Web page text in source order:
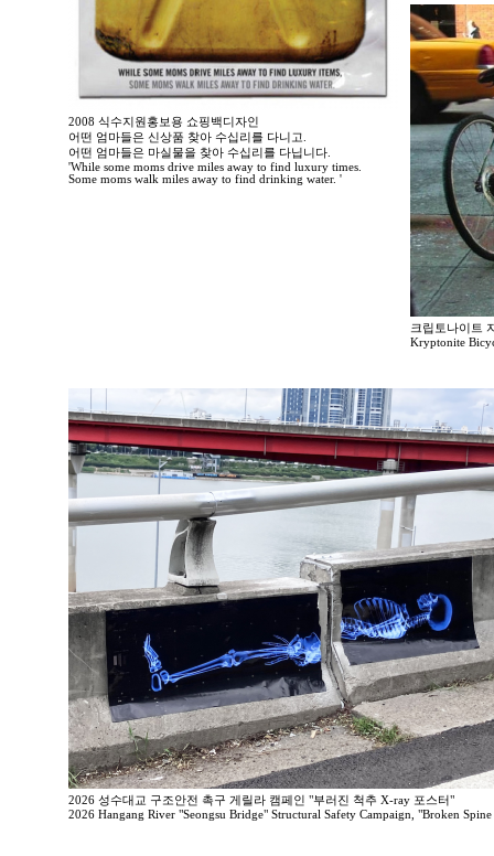
2008 식수지원홍보용 쇼핑백디자인
어떤 엄마들은 신상품 찾아 수십리를 다니고.
어떤 엄마들은 마실물을 찾아 수십리를 다닙니다.
'While some moms drive miles away to find luxury times.
Some moms walk miles away to find drinking water. '
크립토나이트
Kryptonite
2026 성수대교 구조안전 촉구 게릴라 캠페인 "부러진 척추 X-ray 포스터"
2026 Hangang River "Seongsu Bridge" Structural Safety Campaign, "Broken